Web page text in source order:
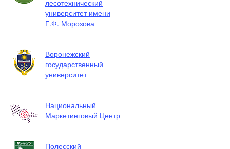
лесотехнический
университет имени
Г.Ф. Морозова
Воронежский
государственный
университет
Национальный
Маркетинговый Центр
Полесский